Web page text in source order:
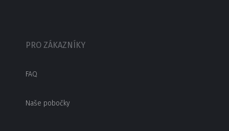
PRO ZÁKAZNÍKY
FAQ
Naše pobočky